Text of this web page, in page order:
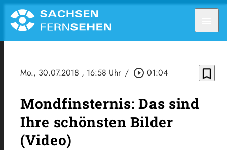
Mo., 30.07.2018 , 16:58 Uhr / play_circle_outline 01:04 bookmark_border
Mondfinsternis: Das sind
Ihre schönsten Bilder
(Video)